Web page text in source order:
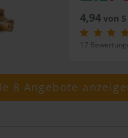
4,94von 5
17
8 Angebote